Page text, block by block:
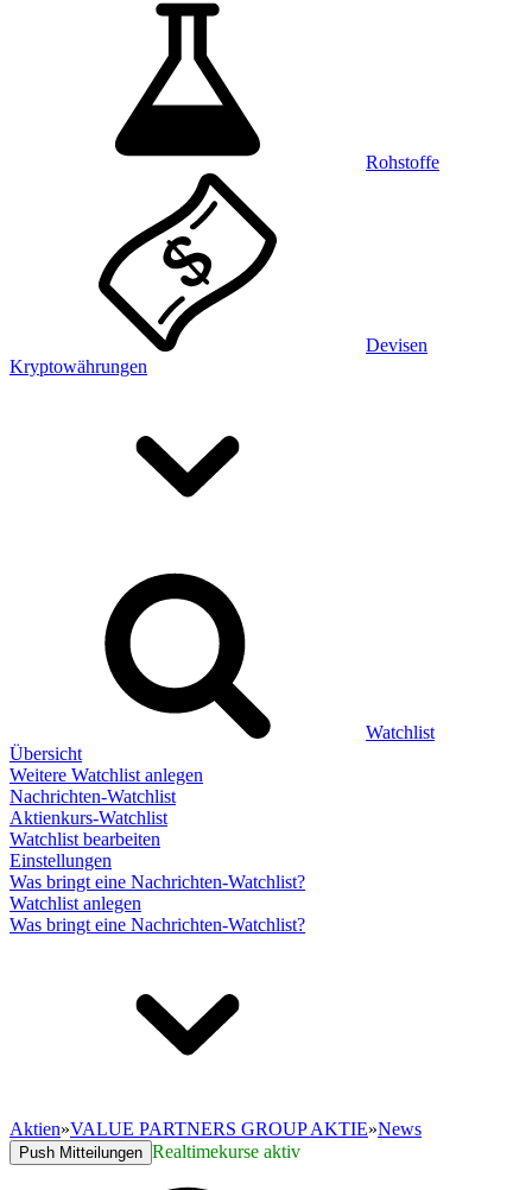
Rohstoffe
Devisen
Kryptowährungen
Watchlist
Übersicht
Weitere Watchlist anlegen
Nachrichten-Watchlist
Aktienkurs-Watchlist
Watchlist bearbeiten
Einstellungen
Was bringt eine Nachrichten-Watchlist?
Watchlist anlegen
Was bringt eine Nachrichten-Watchlist?
Aktien»VALUE PARTNERS GROUP AKTIE»News
Push Mitteilungen Realtimekurse aktiv